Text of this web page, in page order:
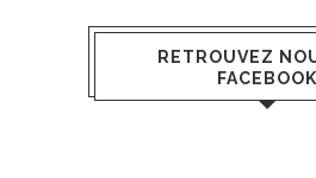
RETROUVEZ
FACEBOOK